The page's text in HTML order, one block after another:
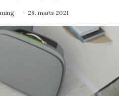
28. marts 2021